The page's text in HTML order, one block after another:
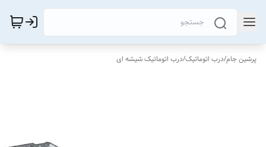
پرشین جام/درب اتوماتیک/درب اتوماتیک شیشه ای